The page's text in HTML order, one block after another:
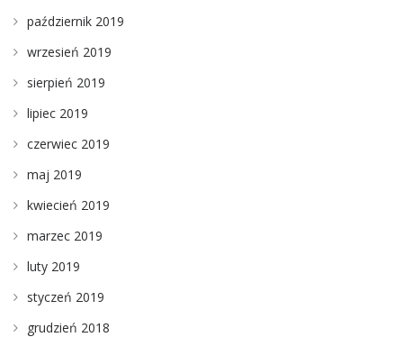
październik 2019
wrzesień 2019
sierpień 2019
lipiec 2019
czerwiec 2019
maj 2019
kwiecień 2019
marzec 2019
luty 2019
styczeń 2019
grudzień 2018